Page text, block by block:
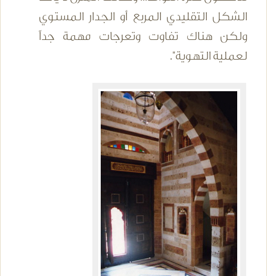
الشكل التقليدي المربع أو الجدار المستوي
ولكن هناك تفاوت وتعرجات مهمة جداً
لعملية التهوية".